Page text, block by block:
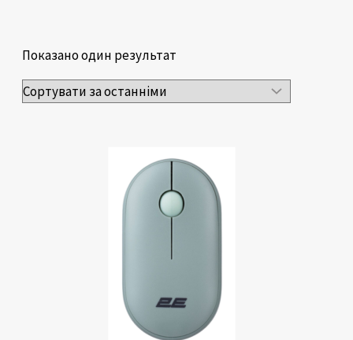
Показано один результат